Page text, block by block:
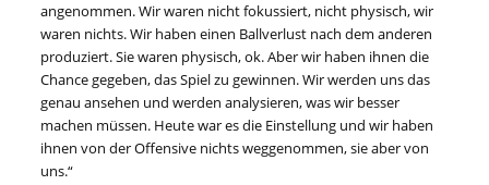
angenommen. Wir waren nicht fokussiert, nicht physisch, wir
waren nichts. Wir haben einen Ballverlust nach dem anderen
produziert. Sie waren physisch, ok. Aber wir haben ihnen die
Chance gegeben, das Spiel zu gewinnen. Wir werden uns das
genau ansehen und werden analysieren, was wir besser
machen müssen. Heute war es die Einstellung und wir haben
ihnen von der Offensive nichts weggenommen, sie aber von
uns.“